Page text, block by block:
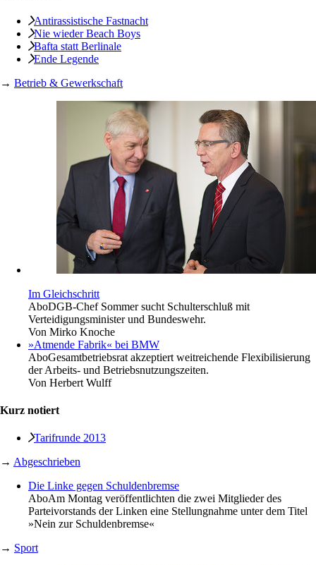
Antirassistische Fastnacht
Nie wieder Beach Boys
Bafta statt Berlinale
Ende Legende
→ Betrieb & Gewerkschaft
Im Gleichschritt
AboDGB-Chef Sommer sucht Schulterschluß mit
Verteidigungsminister und Bundeswehr.
Von Mirko Knoche
»Atmende Fabrik« bei BMW
AboGesamtbetriebsrat akzeptiert weitreichende Flexibilisierung
der Arbeits- und Betriebsnutzungszeiten.
Von Herbert Wulff
Kurz notiert
Tarifrunde 2013
→ Abgeschrieben
Die Linke gegen Schuldenbremse
AboAm Montag veröffentlichten die zwei Mitglieder des
Parteivorstands der Linken eine Stellungnahme unter dem Titel
»Nein zur Schuldenbremse«
→ Sport